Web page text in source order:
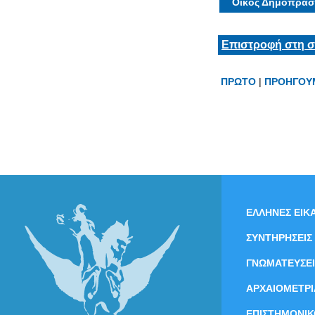
Επιστροφή στη
ΠΡΩΤΟ |
ΕΛΛΗΝΕΣ
ΣΥΝΤΗΡΗΣΕΙΣ